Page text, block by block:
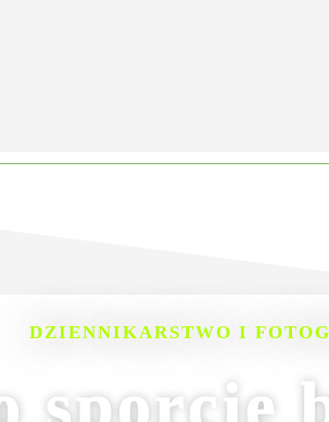
DZIENNIKARSTWO I
sporcie